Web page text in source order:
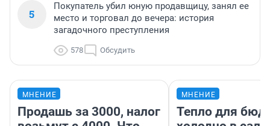
5
Покупатель убил юную продавщицу, занял ее
место и торговал до вечера: история
загадочного преступления
578 Обсудить
МНЕНИЕ
Продашь за 3000, налог
МНЕНИЕ
Тепло для